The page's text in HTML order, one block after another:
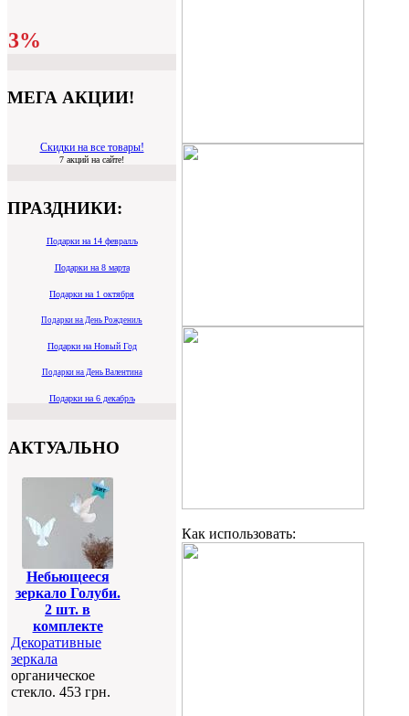
3%
МЕГА АКЦИИ!
Скидки на все товары!
7 акций на сайте!
ПРАЗДНИКИ:
Подарки на 14 февралљ
Подарки на 8 марта
Подарки на 1 октября
Подарки на День Рождениљ
Подарки на Новый Год
Подарки на День Валентина
Подарки на 6 декабрљ
АКТУАЛЬНО
Небьющееся
зеркало Голуби.
2 шт. в
комплекте
Декоративные
зеркала
органическое
стекло. 453 грн.
Как использовать: